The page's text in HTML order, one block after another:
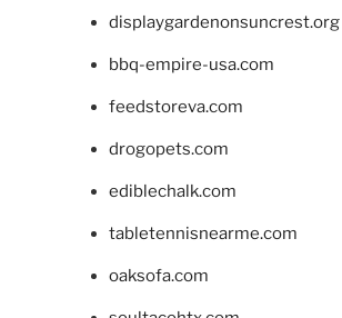
displaygardenonsuncrest.org
bbq-empire-usa.com
feedstoreva.com
drogopets.com
ediblechalk.com
tabletennisnearme.com
oaksofa.com